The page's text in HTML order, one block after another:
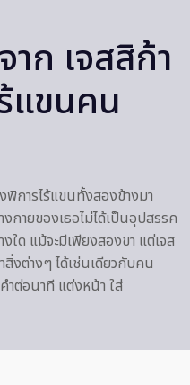
าก เจสสิก้า
แขนคน
การไร้แขนทั้งสองข้างมา
กายของเธอไม่ได้เป็นอุปสรรค
ใด แม้จะมีเพียงสองขา แต่เจส
สิ่งต่างๆ ได้เช่นเดียวกับคน
ต่อนาที แต่งหน้า ใส่